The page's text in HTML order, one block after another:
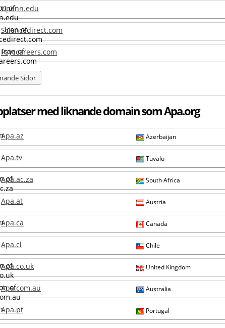
Upenn.edu
Sciencedirect.com
Psyccareers.com
Sidor
med liknande domain som Apa.org
Apa.az Azerbaijan
Apa.tv Tuvalu
Apa.ac.za South Africa
Apa.at Austria
Apa.ca Canada
Apa.cl Chile
Apa.co.uk United Kingdom
Apa.com.au Australia
Apa.pt Portugal